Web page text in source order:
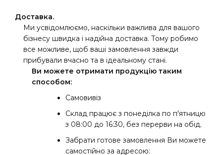
Доставка.
Ми усвідомлюємо, наскільки важлива для вашого
бізнесу швидка і надійна доставка. Тому робимо
все можливе, щоб ваші замовлення завжди
прибували вчасно та в ідеальному стані.
Ви можете отримати продукцію таким
способом:
Самовивіз
Склад працює з понеділка по п'ятницю
з 08:00 до 16:30, без перерви на обід.
Забрати готове замовлення Ви можете
самостійно за адресою: